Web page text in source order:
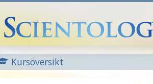
Kursöversikt